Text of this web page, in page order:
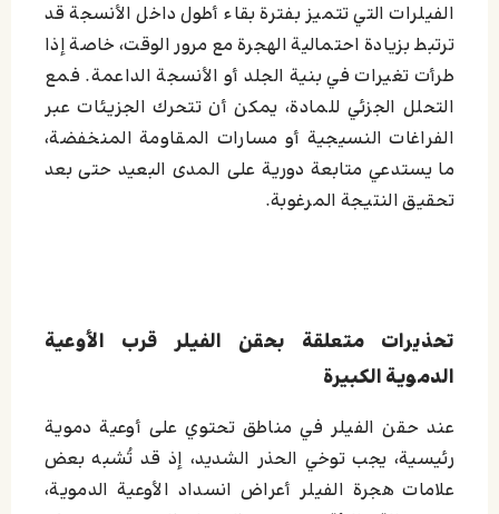
الفيلرات التي تتميز بفترة بقاء أطول داخل الأنسجة قد
ترتبط بزيادة احتمالية الهجرة مع مرور الوقت، خاصة إذا
طرأت تغيرات في بنية الجلد أو الأنسجة الداعمة. فمع
التحلل الجزئي للمادة، يمكن أن تتحرك الجزيئات عبر
الفراغات النسيجية أو مسارات المقاومة المنخفضة،
ما يستدعي متابعة دورية على المدى البعيد حتى بعد
تحقيق النتيجة المرغوبة.
تحذيرات متعلقة بحقن الفيلر قرب الأوعية
الدموية الكبيرة
عند حقن الفيلر في مناطق تحتوي على أوعية دموية
رئيسية، يجب توخي الحذر الشديد، إذ قد تُشبه بعض
علامات هجرة الفيلر أعراض انسداد الأوعية الدموية،